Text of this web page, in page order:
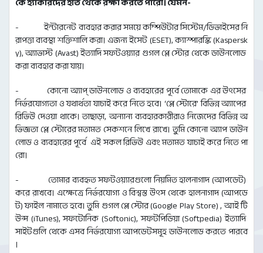
- ইন্টারনেট ব্যবহার করার সময়ে কম্পিউটার সিস্টেম/ডিভাইসের নি
রাপত্তা ব্যবস্থা শক্তিশালি করা। এজন্য ইসেট (ESET), ক্যাস্পারস্কি (Kaspersk
y), অ্যাভাস্ট (Avast) ইত্যাদি সফটওয়্যার গুগল প্লে স্টোর থেকে ডাউনলোড
করা ব্যবহার করা যায়।
- কোনো অ্যাপ্ ডাউনলোড ও ব্যবহারের পূর্বে তোমাকে এর উৎসের
নির্ভরযোগ্যতা ও যথার্থতা যাচাই করে নিতে হবে। ‘প্লে স্টোরে’ বিভিন্ন অ্যাপের
রিভিউ দেওয়া থাকে। তাছাড়া, অন্যান্য ব্যবহারকারীরাও নিজেদের বিভিন্ন অ
ভিজ্ঞতা প্লে স্টোরের মতামত সেকশনে লিখে রাখে। তুমি কোনো অ্যাপ ডাউন
লোড ও ব্যবহারের পূর্বে এই সকল রিভিউ এবং মতামত যাচাই করে নিতে পা
রো।
- তোমার ব্যবহৃত সফটওয়্যারগুলো নিয়মিত হালনাগাদ (আপডেট)
করে রাখবে। এক্ষেত্রে নির্ভরযোগ্য ও বিশ্বস্ত উৎস থেকে হালনাগাদ (আপডে
ট) ফাইল নামাতে হবে। তুমি গুগল প্লে স্টোর (Google Play Store) , আই টি
উন্স (iTunes), সফটোনিক (Softonic), সফটপিডিয়া (Softpedia) ইত্যাদি
সাইটগুলি থেকে এসব নির্ভরযোগ্য আপডেটসমূহ ডাউনলোড করতে পারবে
।